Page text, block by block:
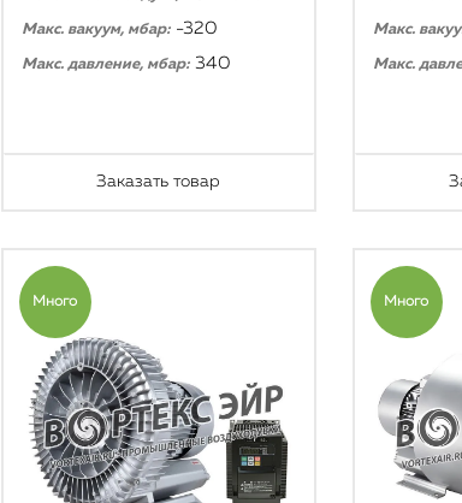
Макс. вакуум, мбар:-320
Макс. давление, мбар:340
Заказать товар
Макс.
Макс.
Много Много